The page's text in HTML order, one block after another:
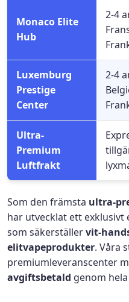
Monaco Elite
Hub
2-4
Luxemburg
Prestige
Center
2-4
Ultra-
Premium
Luftfrakt
Som den främsta ultra-
har utvecklat ett
som säkerställervit-
elitvapeprodukter. Våra
premiumleveranscenter
avgiftsbetald genom